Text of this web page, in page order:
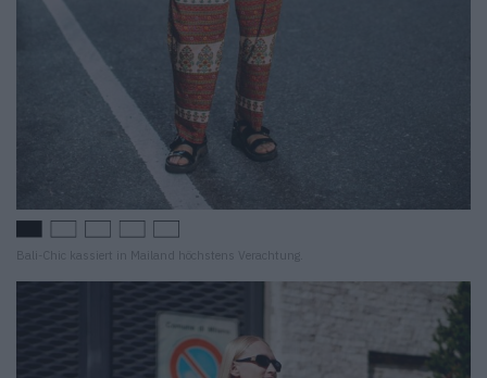
Bali-Chic kassiert in Mailand höchstens Verachtung.